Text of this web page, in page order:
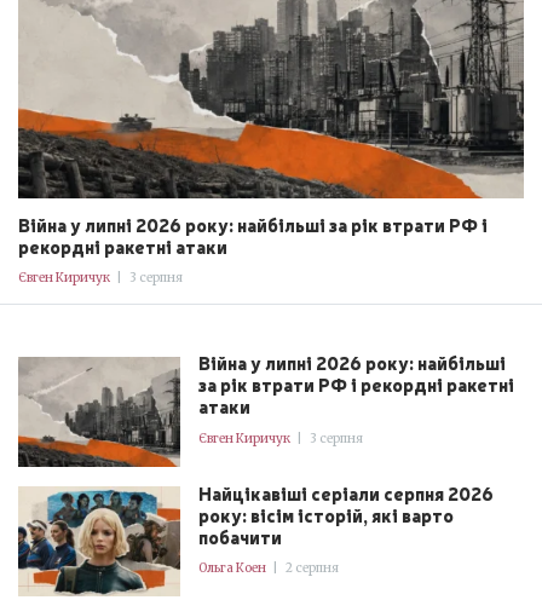
Війна у липні 2026 року: найбільші
за рік втрати РФ і рекордні ракетні
атаки
Євген Киричук 3 серпня
Найцікавіші серіали серпня 2026
року: вісім історій, які варто
побачити
Ольга Коен 2 серпня
Війна у липні 2026 року: найбільші за рік втрати РФ і
рекордні ракетні атаки
Євген Киричук 3 серпня